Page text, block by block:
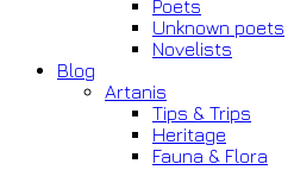
Poets
Unknown poets
Novelists
Blog
Artanis
Tips & Trips
Heritage
Fauna & Flora